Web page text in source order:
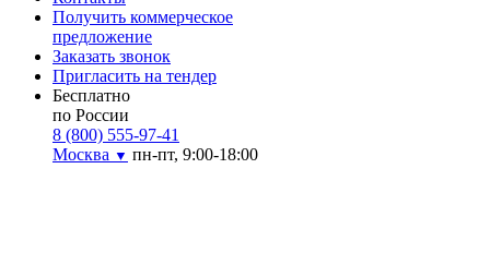
Получить коммерческое
предложение
Заказать звонок
Пригласить на тендер
Бесплатно
по России
8 (800) 555-97-41
Москва ▼ пн-пт, 9:00-18:00